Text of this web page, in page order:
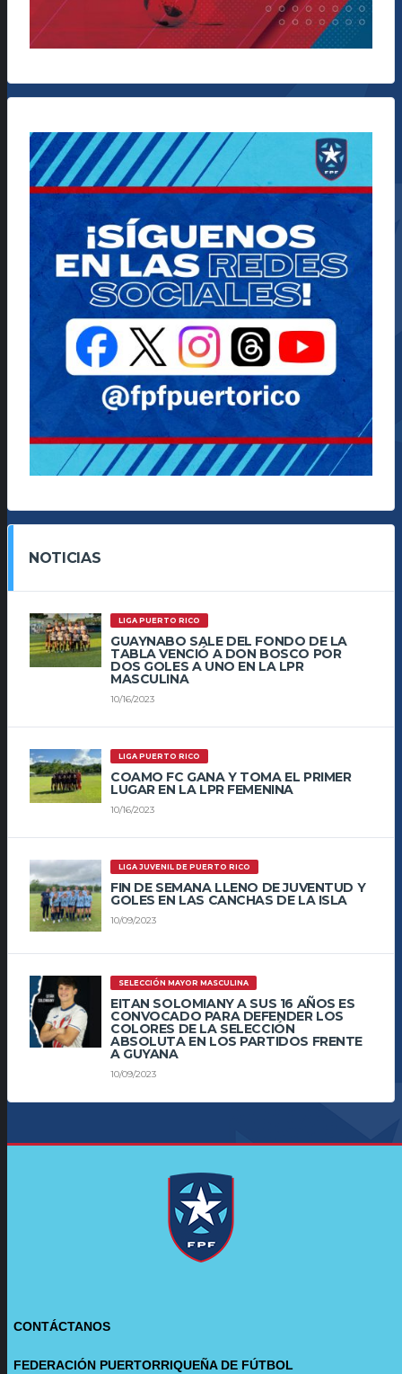
NOTICIAS
LIGA PUERTO RICO
GUAYNABO SALE DEL FONDO DE LA
TABLA VENCIÓ A DON BOSCO POR
DOS GOLES A UNO EN LA LPR
MASCULINA
10/16/2023
LIGA PUERTO RICO
COAMO FC GANA Y TOMA EL PRIMER
LUGAR EN LA LPR FEMENINA
10/16/2023
LIGA JUVENIL DE PUERTO RICO
FIN DE SEMANA LLENO DE JUVENTUD Y
GOLES EN LAS CANCHAS DE LA ISLA
10/09/2023
SELECCIÓN MAYOR MASCULINA
EITAN SOLOMIANY A SUS 16 AÑOS ES
CONVOCADO PARA DEFENDER LOS
COLORES DE LA SELECCIÓN
ABSOLUTA EN LOS PARTIDOS FRENTE
A GUYANA
10/09/2023
CONTÁCTANOS
FEDERACIÓN PUERTORRIQUEÑA DE FÚTBOL